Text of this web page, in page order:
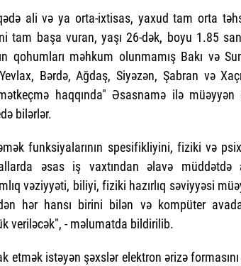
ali və ya orta-ixtisas, yaxud tam orta
tam başa vuran, yaşı 26-dək, boyu 1.85
qohumları məhkum olunmamış Bakı və
Bərdə, Ağdaş, Siyəzən, Şabran və
haqqında" Əsasnamə ilə
bilərlər.
funksiyalarının spesifikliyini, fiziki və
əsas iş vaxtından əlavə müddətdə
vəziyyəti, biliyi, fiziki hazırlıq səviyyəsi
hər hansı birini bilən və kompüter
veriləcək", - məlumatda bildirilib.
etmək istəyən şəxslər elektron ərizə